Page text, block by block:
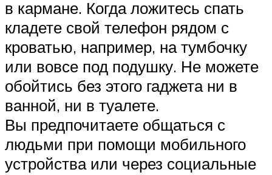
в кармане. Когда ложитесь спать
кладете свой телефон рядом с
кроватью, например, на тумбочку
или вовсе под подушку. Не можете
обойтись без этого гаджета ни в
ванной, ни в туалете.
Вы предпочитаете общаться с
людьми при помощи мобильного
устройства или через социальные